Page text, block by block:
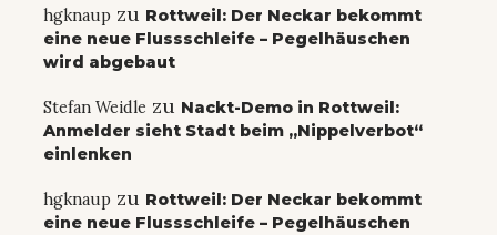
hgknaup zu Rottweil: Der Neckar bekommt
eine neue Flussschleife – Pegelhäuschen
wird abgebaut
Stefan Weidle zu Nackt-Demo in Rottweil:
Anmelder sieht Stadt beim „Nippelverbot“
einlenken
hgknaup zu Rottweil: Der Neckar bekommt
eine neue Flussschleife – Pegelhäuschen